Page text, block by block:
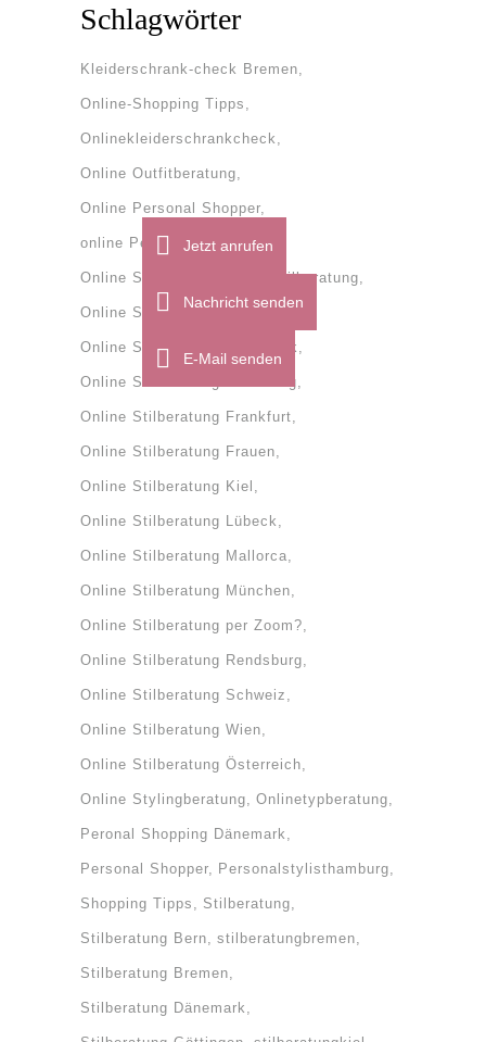
Schlagwörter
Kleiderschrank-check Bremen
Online-Shopping Tipps
Onlinekleiderschrankcheck
Online Outfitberatung
Online Personal Shopper
online Personal Shopping
Online Stilberatung onlinestilberatung
Online Stilberatung Bremen
Online Stilberatung Dänemark
Online Stilberatung Flensburg
Online Stilberatung Frankfurt
Online Stilberatung Frauen
Online Stilberatung Kiel
Online Stilberatung Lübeck
Online Stilberatung Mallorca
Online Stilberatung München
Online Stilberatung per Zoom?
Online Stilberatung Rendsburg
Online Stilberatung Schweiz
Online Stilberatung Wien
Online Stilberatung Österreich
Online Stylingberatung Onlinetypberatung
Peronal Shopping Dänemark
Personal Shopper Personalstylisthamburg
Shopping Tipps Stilberatung
Stilberatung Bern stilberatungbremen
Stilberatung Bremen
Stilberatung Dänemark
Jetzt anrufen
Nachricht senden
E-Mail senden